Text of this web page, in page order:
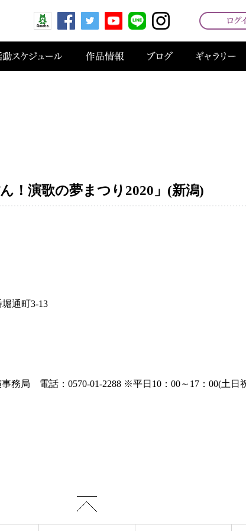
！演歌の夢まつり2020」(新潟)
通町3-13
務局 電話：0570-01-2288 ※平日10：00～17：00(土日